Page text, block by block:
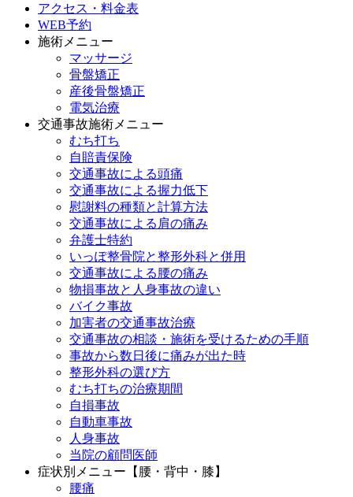
アクセス・料金表
WEB予約
施術メニュー
マッサージ
骨盤矯正
産後骨盤矯正
電気治療
交通事故施術メニュー
むち打ち
自賠責保険
交通事故による頭痛
交通事故による握力低下
慰謝料の種類と計算方法
交通事故による肩の痛み
弁護士特約
いっぽ整骨院と整形外科と併用
交通事故による腰の痛み
物損事故と人身事故の違い
バイク事故
加害者の交通事故治療
交通事故の相談・施術を受けるための手順
事故から数日後に痛みが出た時
整形外科の選び方
むち打ちの治療期間
自損事故
自動車事故
人身事故
当院の顧問医師
症状別メニュー【腰・背中・膝】
腰痛